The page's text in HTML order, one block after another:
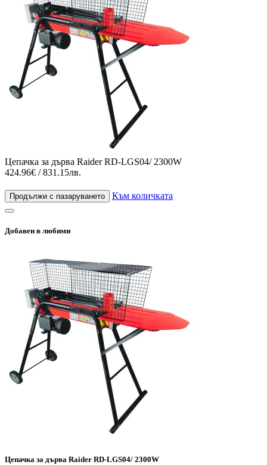
Цепачка за дърва Raider RD-LGS04/ 2300W
424.96€ / 831.15лв.
Продължи с пазаруването Към количката
Добавен в любими
Цепачка за дърва Raider RD-LGS04/ 2300W